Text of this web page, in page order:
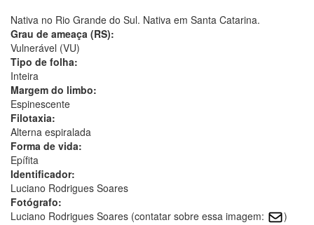
Nativa no Rio Grande do Sul. Nativa em Santa Catarina.
Grau de ameaça (RS):
Vulnerável (VU)
Tipo de folha:
Inteira
Margem do limbo:
Espinescente
Filotaxia:
Alterna espiralada
Forma de vida:
Epífita
Identificador:
Luciano Rodrigues Soares
Fotógrafo:
Luciano Rodrigues Soares (contatar sobre essa imagem:
)